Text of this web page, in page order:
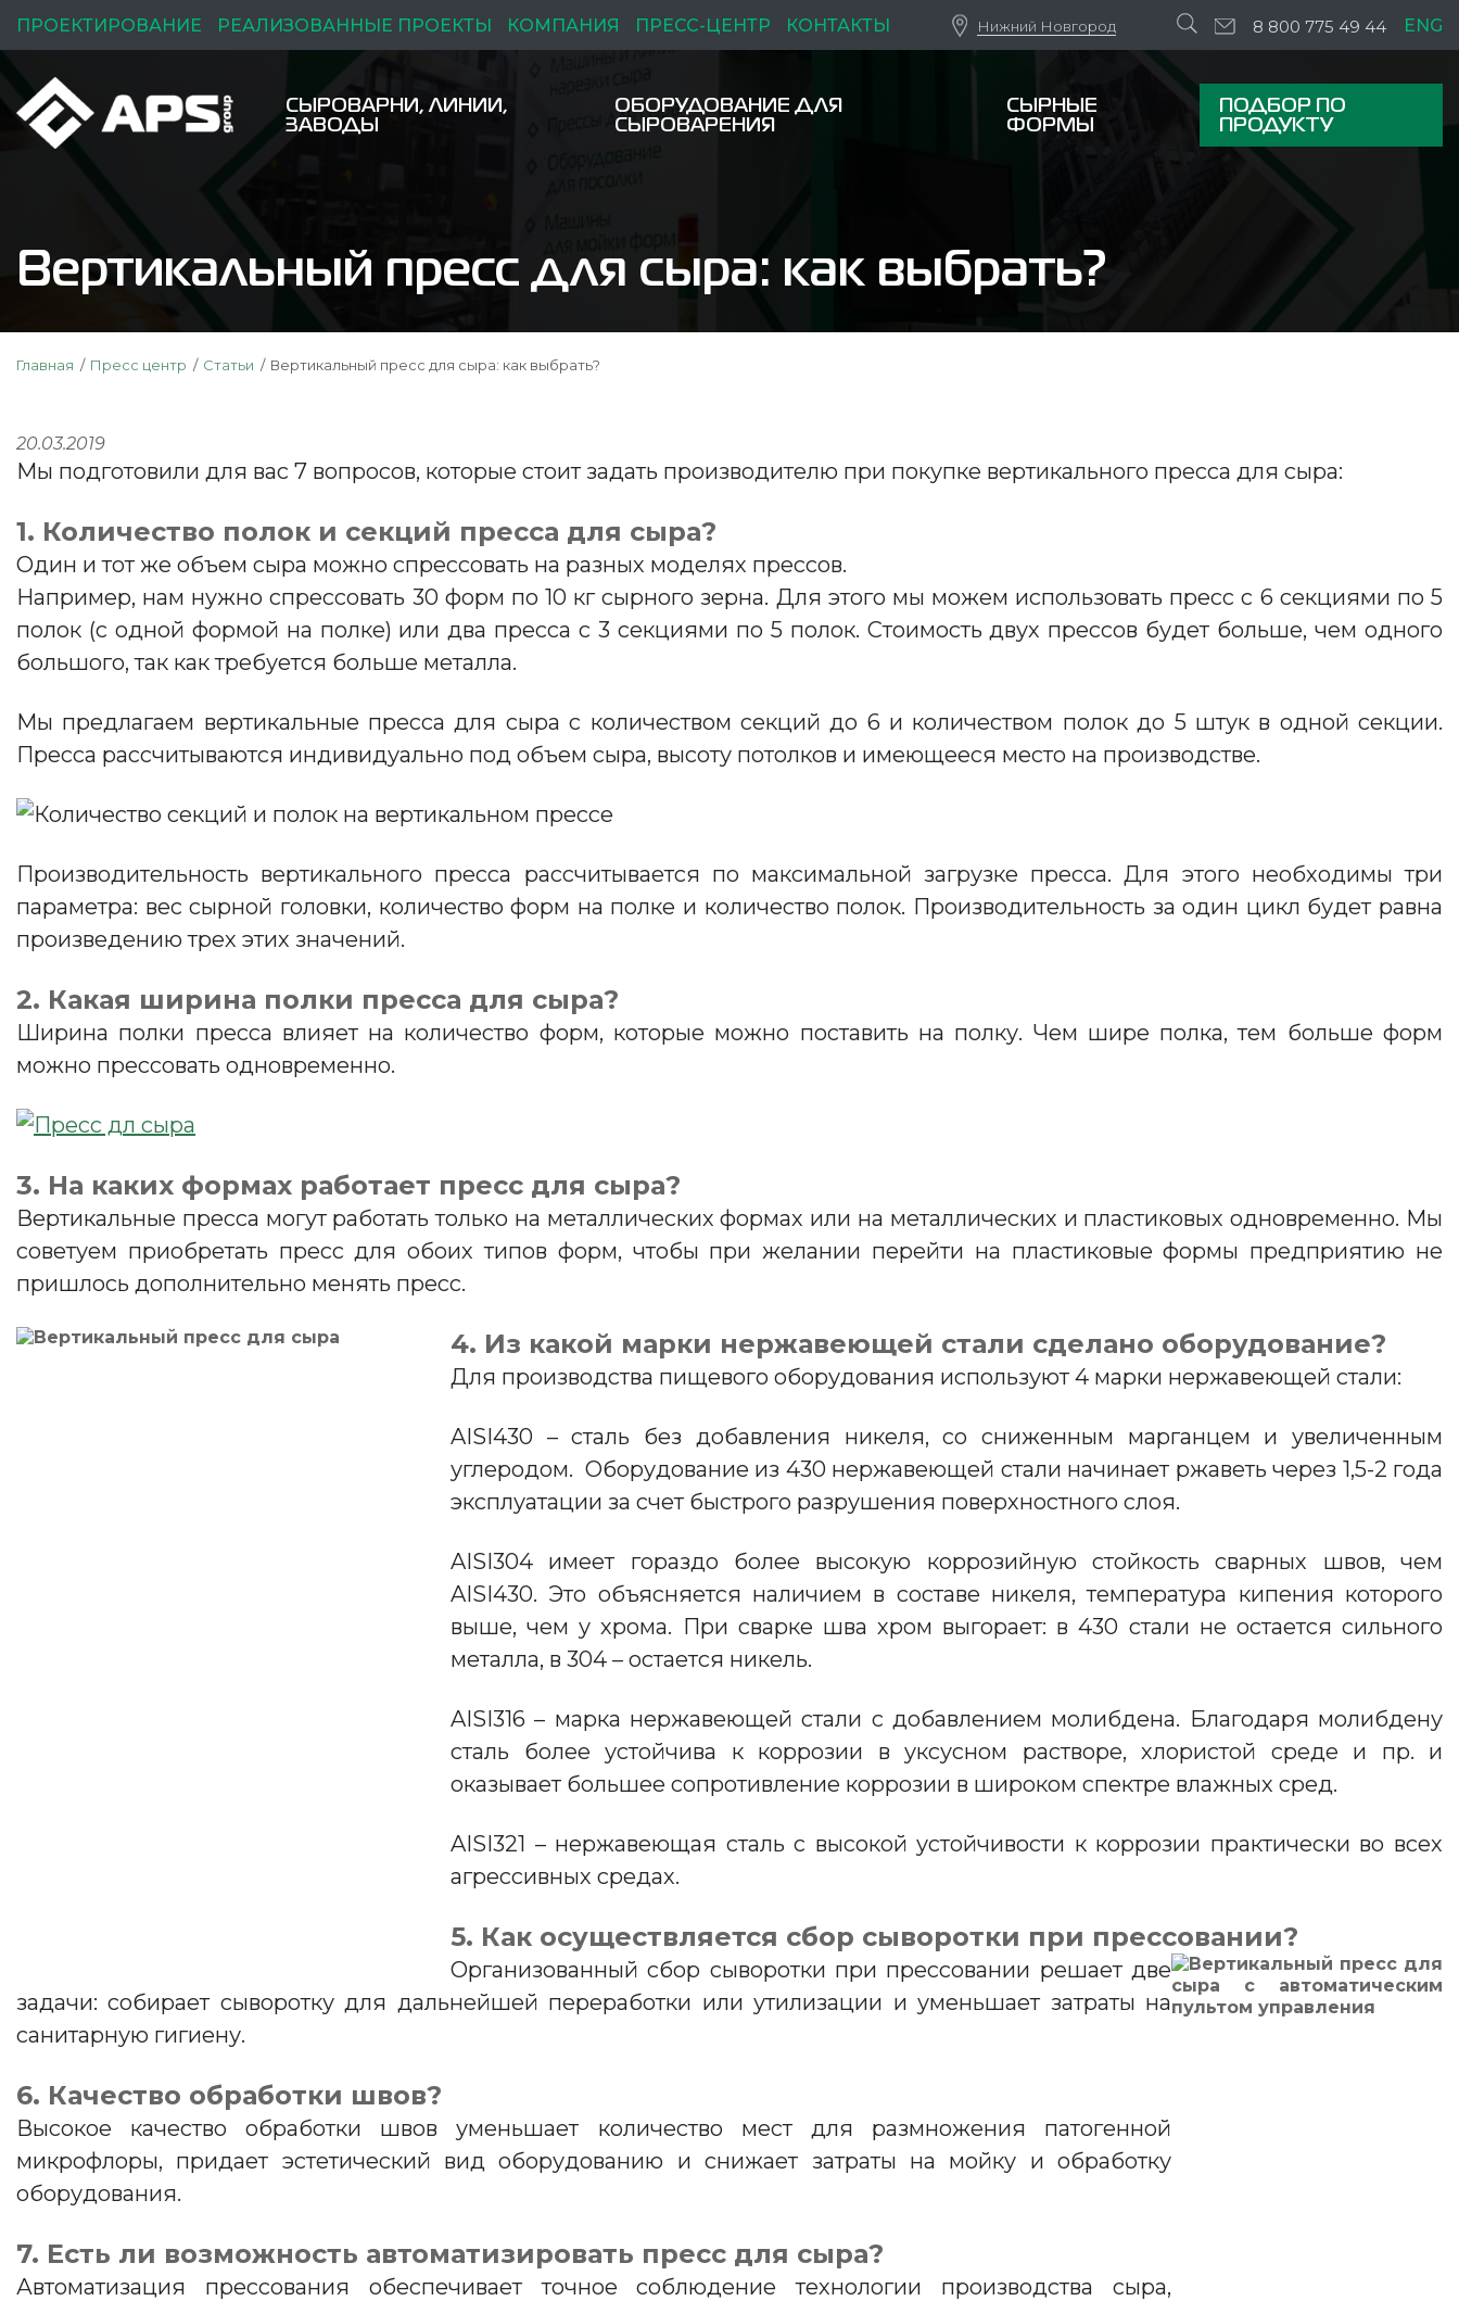
ПРОЕКТИРОВАНИЕ РЕАЛИЗОВАННЫЕ ПРОЕКТЫ КОМПАНИЯ ПРЕСС-ЦЕНТР КОНТАКТЫ Нижний Новгород 8 800 775 49 44 ENG
СЫРОВАРНИ, ЛИНИИ,
ЗАВОДЫ
ОБОРУДОВАНИЕ ДЛЯ
СЫРОВАРЕНИЯ
СЫРНЫЕ
ФОРМЫ
ПОДБОР ПО
ПРОДУКТУ
Вертикальный пресс для сыра: как выбрать?
Главная Пресс центр Статьи Вертикальный пресс для сыра: как выбрать?
20.03.2019
Мы подготовили для вас 7 вопросов, которые стоит задать производителю при покупке вертикального пресса для сыра:
1. Количество полок и секций пресса для сыра?
Один и тот же объем сыра можно спрессовать на разных моделях прессов.
Например, нам нужно спрессовать 30 форм по 10 кг сырного зерна. Для этого мы можем использовать пресс с 6 секциями по 5
полок (с одной формой на полке) или два пресса с 3 секциями по 5 полок. Стоимость двух прессов будет больше, чем одного
большого, так как требуется больше металла.
Мы предлагаем вертикальные пресса для сыра с количеством секций до 6 и количеством полок до 5 штук в одной секции.
Пресса рассчитываются индивидуально под объем сыра, высоту потолков и имеющееся место на производстве.
Производительность вертикального пресса рассчитывается по максимальной загрузке пресса. Для этого необходимы три
параметра: вес сырной головки, количество форм на полке и количество полок. Производительность за один цикл будет равна
произведению трех этих значений.
2. Какая ширина полки пресса для сыра?
Ширина полки пресса влияет на количество форм, которые можно поставить на полку. Чем шире полка, тем больше форм
можно прессовать одновременно.
3. На каких формах работает пресс для сыра?
Вертикальные пресса могут работать только на металлических формах или на металлических и пластиковых одновременно. Мы
советуем приобретать пресс для обоих типов форм, чтобы при желании перейти на пластиковые формы предприятию не
пришлось дополнительно менять пресс.
4. Из какой марки нержавеющей стали сделано оборудование?
Для производства пищевого оборудования используют 4 марки нержавеющей стали:
AISI430 – сталь без добавления никеля, со сниженным марганцем и увеличенным
углеродом. Оборудование из 430 нержавеющей стали начинает ржаветь через 1,5-2 года
эксплуатации за счет быстрого разрушения поверхностного слоя.
AISI304 имеет гораздо более высокую коррозийную стойкость сварных швов, чем
AISI430. Это объясняется наличием в составе никеля, температура кипения которого
выше, чем у хрома. При сварке шва хром выгорает: в 430 стали не остается сильного
металла, в 304 – остается никель.
AISI316 – марка нержавеющей стали с добавлением молибдена. Благодаря молибдену
сталь более устойчива к коррозии в уксусном растворе, хлористой среде и пр. и
оказывает большее сопротивление коррозии в широком спектре влажных сред.
AISI321 – нержавеющая сталь с высокой устойчивости к коррозии практически во всех
агрессивных средах.
5. Как осуществляется сбор сыворотки при прессовании?
Организованный сбор сыворотки при прессовании решает две
задачи: собирает сыворотку для дальнейшей переработки или утилизации и уменьшает затраты на
санитарную гигиену.
6. Качество обработки швов?
Высокое качество обработки швов уменьшает количество мест для размножения патогенной
микрофлоры, придает эстетический вид оборудованию и снижает затраты на мойку и обработку
оборудования.
7. Есть ли возможность автоматизировать пресс для сыра?
Автоматизация прессования обеспечивает точное соблюдение технологии производства сыра,